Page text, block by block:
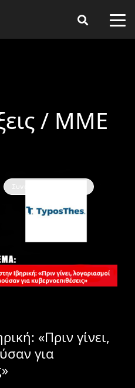
/ ΜΜΕ
Συνεντεύξεις / ΜΜΕ
«Πριν γίνει,
για